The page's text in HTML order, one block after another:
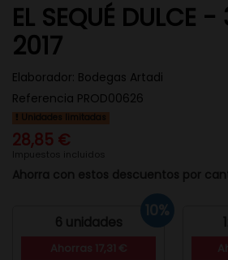
EL SEQUÉ DULCE
2017
Elaborador: Bodegas Artadi
Referencia PROD00626
Unidades limitadas
28,85 €
Impuestos incluidos
Ahorra con estos descuentos por
6 unidades
10%